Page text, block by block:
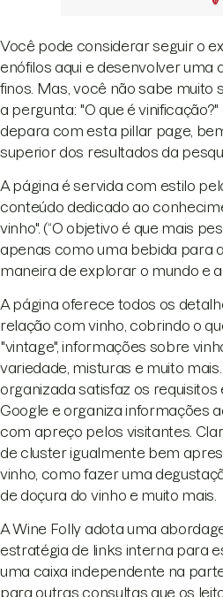
Você pode considerar seguir o
enófilos aqui e desenvolver uma
finos. Mas, você não sabe muito
a pergunta: "O que é vinificação?"
depara com esta pillar page,
superior dos resultados da
A página é servida com estilo
conteúdo dedicado ao
vinho". (“O objetivo é que mais
apenas como uma bebida para
maneira de explorar o mundo e a
A página oferece todos os
relação com vinho, cobrindo o
"vintage", informações sobre
variedade, misturas e muito
organizada satisfaz os
Google e organiza informações
com apreço pelos visitantes.
de cluster igualmente bem
vinho, como fazer uma
de doçura do vinho e muito mais.
A Wine Folly adota uma
estratégia de links interna para
uma caixa independente na
para outras consultas que os